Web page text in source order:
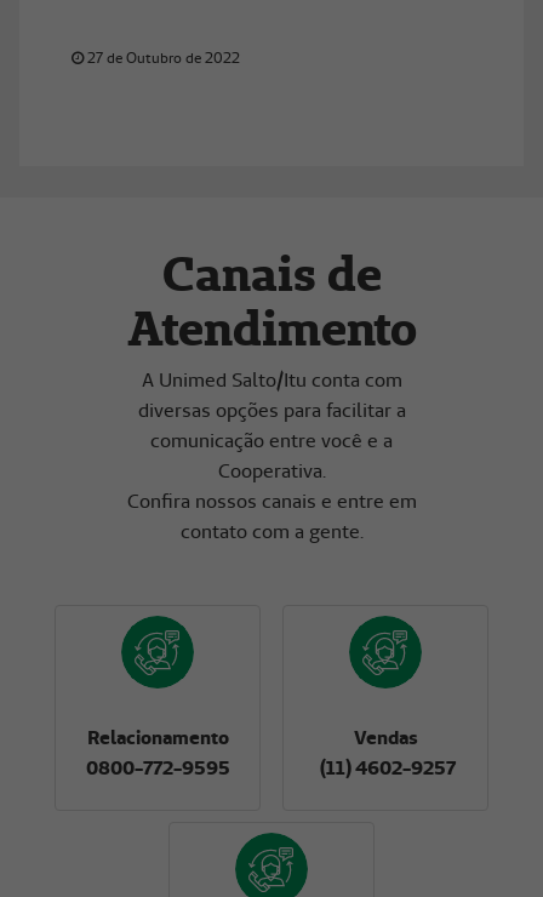
27 de Outubro de 2022
Canais de
Atendimento
A Unimed Salto/Itu conta com
diversas opções para facilitar a
comunicação entre você e a
Cooperativa.
Confira nossos canais e entre em
contato com a gente.
Relacionamento
0800-772-9595
Vendas
(11) 4602-9257